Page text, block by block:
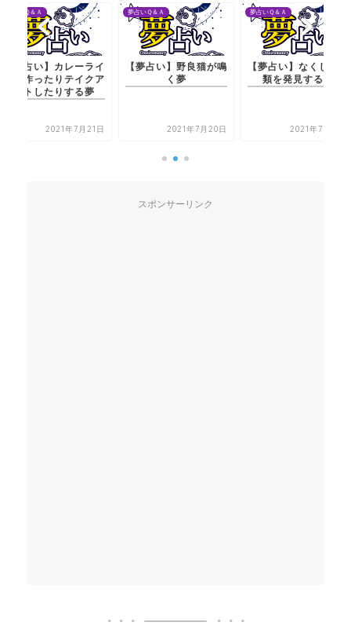
夢占いＱ＆Ａ
【夢占い】野良猫が鳴
く夢
2021年7月20日
夢占いＱ＆Ａ
【夢占い】なくした書
類を発見する夢
2021年7月21日
夢占いＱ＆Ａ
【夢占い】
スポンサーリンク